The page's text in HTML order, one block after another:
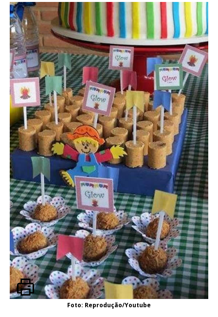
Foto: Reprodução/Youtube